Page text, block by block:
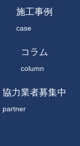
施工事例
case
コラム
column
協力業者募集中
partner